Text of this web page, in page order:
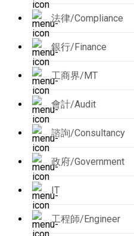
法律/Compliance
銀行/Finance
工商界/MT
會計/Audit
諮詢/Consultancy
政府/Government
IT
工程師/Engineer